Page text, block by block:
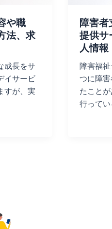
や職
法、求
成長をサ
イサービ
すが、実
障害者
提供サ
人情報
障害福
つに障
たこと
行って